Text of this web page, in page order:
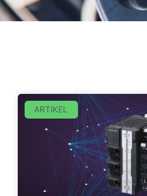
ARTIKEL